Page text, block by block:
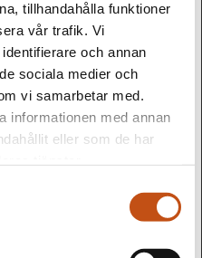
tillhandahålla funktioner
vår trafik. Vi
och annan
sociala medier och
vi samarbetar med.
informationen med annan
eller som de har
Identifies the
visitor across
devices and
visits, in order
to optimize
di
g